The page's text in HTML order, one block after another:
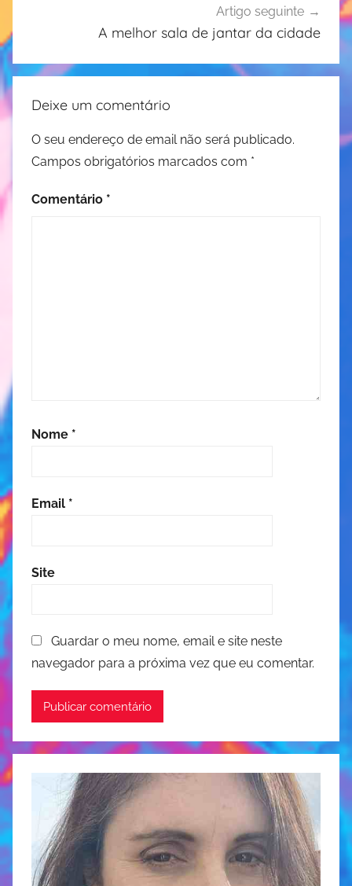
Artigo seguinte
A melhor sala de jantar da cidade
Deixe um comentário
O seu endereço de email não será publicado.
Campos obrigatórios marcados com *
Comentário *
Nome *
Email *
Site
Guardar o meu nome, email e site neste
navegador para a próxima vez que eu comentar.